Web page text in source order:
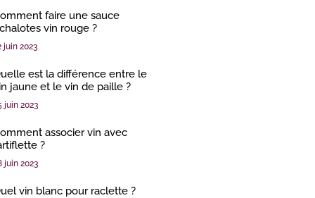
faire une sauce
vin rouge ?
juin 2023
est la différence entre le
jaune et le vin de paille ?
juin 2023
associer vin avec
?
juin 2023
vin blanc pour raclette ?